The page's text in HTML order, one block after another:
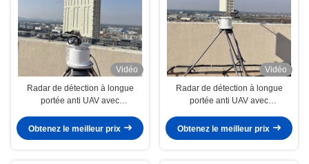
Vidéo
Radar de détection à longue
portée anti UAV avec
extrême et technologie de
reconnaissance d'IA
Obtenez le meilleur prix
Vidéo
Radar de détection à longue
portée anti UAV avec
extrême et technologie de
reconnaissance d'IA
Obtenez le meilleur prix